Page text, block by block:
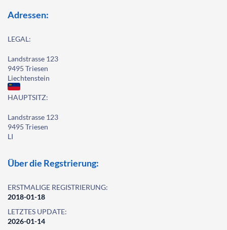
Adressen:
LEGAL:
Landstrasse 123
9495 Triesen
Liechtenstein
HAUPTSITZ:
Landstrasse 123
9495 Triesen
LI
Über die Regstrierung:
ERSTMALIGE REGISTRIERUNG:
2018-01-18
LETZTES UPDATE:
2026-01-14